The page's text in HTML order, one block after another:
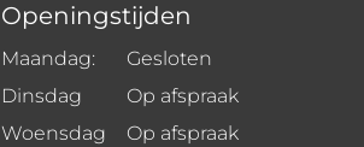
Openingstijden
Maandag:
Gesloten
Dinsdag
Op afspraak
Woensdag
Op afspraak